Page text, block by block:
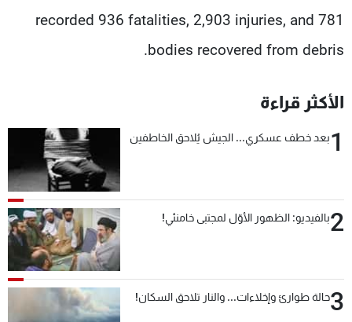
recorded 936 fatalities, 2,903 injuries, and 781
bodies recovered from debris.
الأكثر قراءة
1بعد خطف عسكري... الجيش يُلاحق الخاطفين
2بالفيديو: الظهور الأوّل لمجتبى خامنئي!
3حالة طوارئ وإخلاءات... والنار تلاحق السكان!